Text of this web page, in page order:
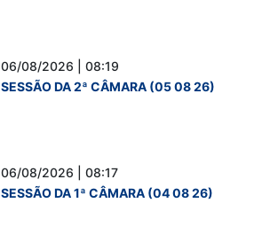
06/08/2026 | 08:19
SESSÃO DA 2ª CÂMARA (05 08 26)
06/08/2026 | 08:17
SESSÃO DA 1ª CÂMARA (04 08 26)